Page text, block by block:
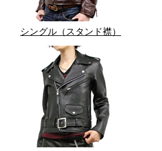
シングル（スタンド襟）